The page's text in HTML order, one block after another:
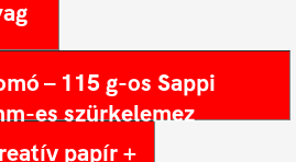
– 115 g-os Sappi
es szürkelemez
papír +